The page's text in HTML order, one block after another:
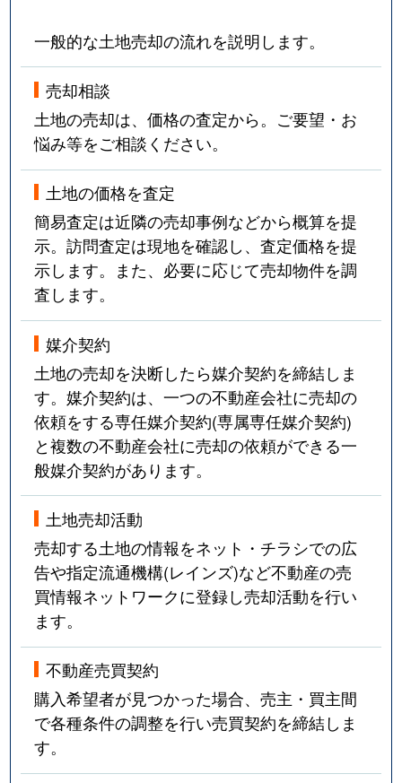
一般的な土地売却の流れを説明します。
売却相談
土地の売却は、価格の査定から。ご要望・お
悩み等をご相談ください。
土地の価格を査定
簡易査定は近隣の売却事例などから概算を提
示。訪問査定は現地を確認し、査定価格を提
示します。また、必要に応じて売却物件を調
査します。
媒介契約
土地の売却を決断したら媒介契約を締結しま
す。媒介契約は、一つの不動産会社に売却の
依頼をする専任媒介契約(専属専任媒介契約)
と複数の不動産会社に売却の依頼ができる一
般媒介契約があります。
土地売却活動
売却する土地の情報をネット・チラシでの広
告や指定流通機構(レインズ)など不動産の売
買情報ネットワークに登録し売却活動を行い
ます。
不動産売買契約
購入希望者が見つかった場合、売主・買主間
で各種条件の調整を行い売買契約を締結しま
す。